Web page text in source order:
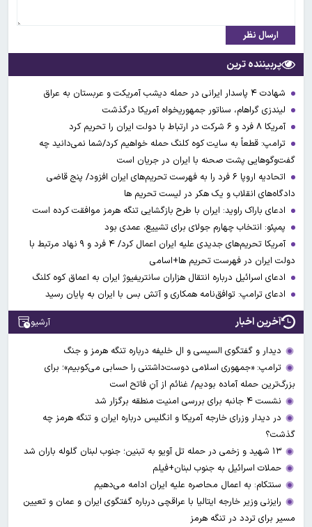
ارسال نظر
پربیننده ترین
شهادت ۴ پاسدار ایرانی در حمله دیشب آمریکت و عربستان به عراق
لیندزی گراهام، سناتور جمهوریخواه آمریکا درگذشت
آمریکا ۸ فرد و ۶ شرکت در ارتباط با دولت ایران را تحریم کرد
ترامپ: قطعاً به سایت کوه کلنگ حمله خواهیم کرد/شما نمی‌دانید چه
گفت‌وگوهایی پشت صحنه با ایران در جریان است
اتحادیه اروپا ۶ فرد را به فهرست تحریم‌های ایران افزود/ پنج قاضی
دادگاه‌های انقلاب و یک هکر در لیست تحریم ها
ادعای باراک راوید: ایران با طرح بازگشایی تنگه هرمز موافقت کرده است
پمپئو: انتخاب چهارم جولای برای تشییع، عمدی بود
آمریکا تحریم‌های جدیدی علیه ایران اعمال کرد/ ۴ فرد و ۹ نهاد مرتبط با
دولت ایران در فهرست تحریم ها+اسامی
ادعای اسرائیل درباره انتقال هزاران سانتریفیوژ ایران به اعماق کوه کلنگ
ادعای ترامپ: توافق‌نامه همکاری و آتش بس با ایران به پایان رسید
آخرین اخبار آرشیو
دیدار و گفتگوی السیسی و ال خلیفه درباره تنگه هرمز و جنگ
ترامپ: «جمهوری اسلامی دوست‌داشتنی را حسابی می‌کوبیم»؛ برای
بزرگ‌ترین حمله آماده بودیم/ غنائم از آنِ فاتح است
نشست ۴ جانبه برای بررسی امنیت منطقه برگزار شد
در دیدار وزرای خارجه آمریکا و انگلیس درباره ایران و تنگه هرمز چه
گذشت؟
۱۳ شهید و زخمی در حمله تل آویو به تبنین؛ جنوب لبنان گلوله باران شد
حملات اسرائیل به جنوب لبنان+فیلم
سنتکام: به اعمال محاصره علیه ایران ادامه می‌دهیم
رایزنی وزیر خارجه ایتالیا با عراقچی درباره گفتگوی ایران و عمان و تعیین
مسیر برای تردد در تنگه هرمز